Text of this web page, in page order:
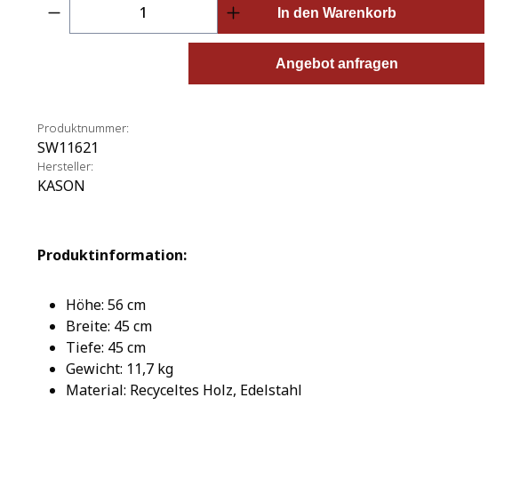
Produkt Anzahl: Gib den gewünschten Wert
In den Warenkorb
Angebot anfragen
Produktnummer:
SW11621
Hersteller:
KASON
Produktinformation:
Höhe: 56 cm
Breite: 45 cm
Tiefe: 45 cm
Gewicht: 11,7 kg
Material: Recyceltes Holz, Edelstahl